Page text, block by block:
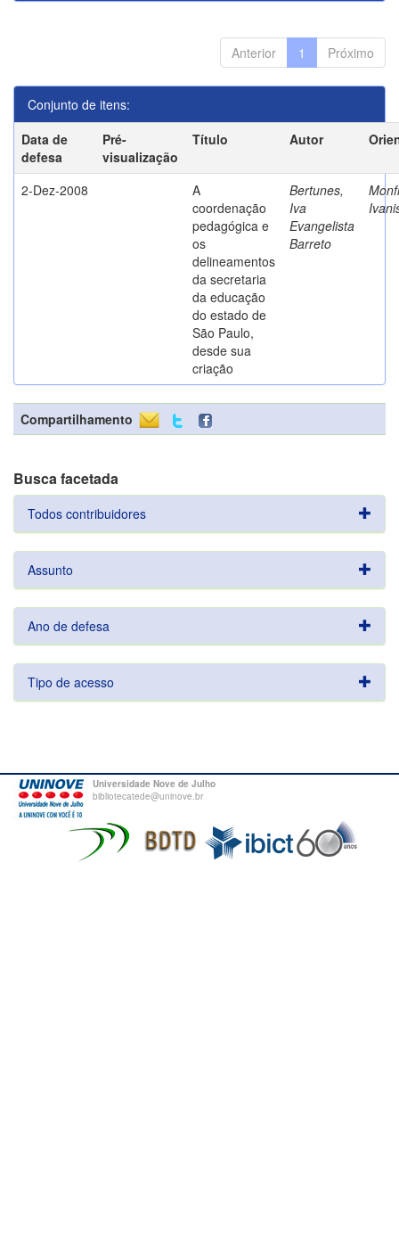
Anterior 1 Próximo
Conjunto de itens:
Data de
defesa
Pré-
visualização
Título Autor
2-Dez-2008
A
coordenação
pedagógica e
os
delineamentos
da secretaria
da educação
do estado de
São Paulo,
desde sua
criação
Bertunes,
Iva
Evangelista
Barreto
Compartilhamento
Busca facetada
Todos contribuidores
Assunto
Ano de defesa
Tipo de acesso
Universidade Nove de Julho
bibliotecatede@uninove.br